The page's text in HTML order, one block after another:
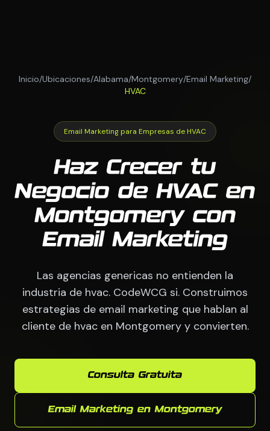
Inicio/Ubicaciones/Alabama/Montgomery/Email Marketing/
HVAC
Email Marketing para Empresas de HVAC
Haz Crecer tu
Negocio de HVAC en
Montgomery con
Email Marketing
Las agencias genericas no entienden la
industria de hvac. CodeWCG si. Construimos
estrategias de email marketing que hablan al
cliente de hvac en Montgomery y convierten.
Consulta Gratuita
Email Marketing en Montgomery